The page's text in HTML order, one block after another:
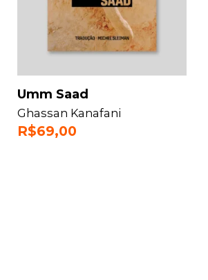
Umm Saad
Ghassan Kanafani
R$69,00